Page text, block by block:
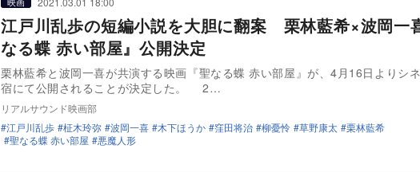
江戸川乱歩の短編小説を大胆に翻案 栗林藍希×波岡一
なる蝶 赤い部屋』公開決定
栗林藍希と波岡一喜が共演する映画『聖なる蝶 赤い部屋』が、4月16日よりシ
宿にて公開されることが決定した。 2…
リアルサウンド映画部
江戸川乱歩
柾木玲弥 波岡一喜 木下ほうか 窪田将治 柳憂怜 草野康太
栗林藍希
聖なる蝶 赤い部屋
悪魔人形